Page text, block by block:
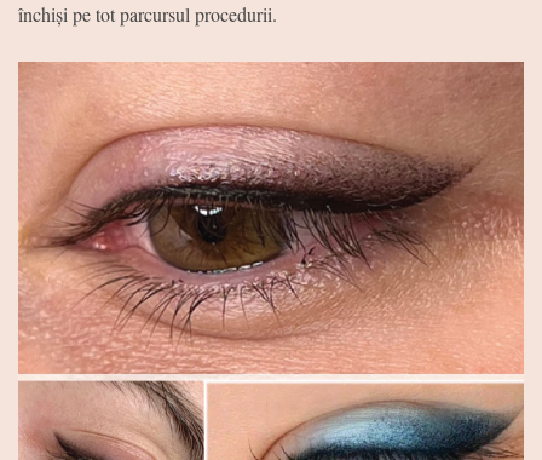
închiși pe tot parcursul procedurii.